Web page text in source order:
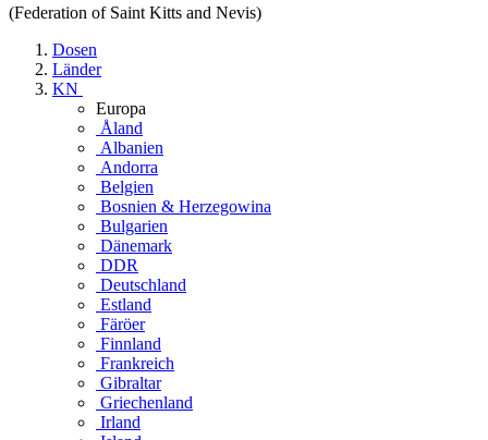
(Federation of Saint Kitts and Nevis)
Dosen
Länder
KN
Europa
Åland
Albanien
Andorra
Belgien
Bosnien & Herzegowina
Bulgarien
Dänemark
DDR
Deutschland
Estland
Färöer
Finnland
Frankreich
Gibraltar
Griechenland
Irland